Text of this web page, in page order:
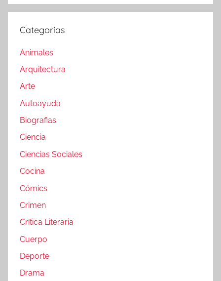
Categorías
Animales
Arquitectura
Arte
Autoayuda
Biografias
Ciencia
Ciencias Sociales
Cocina
Cómics
Crimen
Crítica Literaria
Cuerpo
Deporte
Drama